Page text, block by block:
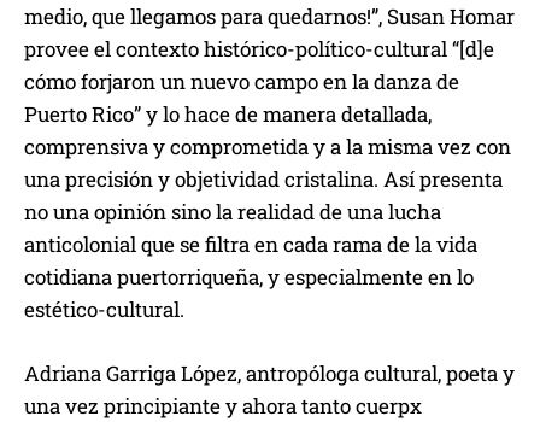
medio, que llegamos para quedarnos!”, Susan Homar
provee el contexto histórico-político-cultural “[d]e
cómo forjaron un nuevo campo en la danza de
Puerto Rico” y lo hace de manera detallada,
comprensiva y comprometida y a la misma vez con
una precisión y objetividad cristalina. Así presenta
no una opinión sino la realidad de una lucha
anticolonial que se filtra en cada rama de la vida
cotidiana puertorriqueña, y especialmente en lo
estético-cultural.
Adriana Garriga López, antropóloga cultural, poeta y
una vez principiante y ahora tanto cuerpx